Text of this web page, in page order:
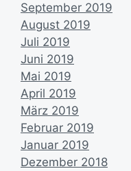
September 2019
August 2019
Juli 2019
Juni 2019
Mai 2019
April 2019
März 2019
Februar 2019
Januar 2019
Dezember 2018